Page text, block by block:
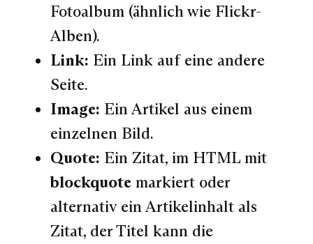
Fotoalbum (ähnlich wie Flickr-
Alben).
Link: Ein Link auf eine andere
Seite.
Image: Ein Artikel aus einem
einzelnen Bild.
Quote: Ein Zitat, im HTML mit
blockquote markiert oder
alternativ ein Artikelinhalt als
Zitat, der Titel kann die